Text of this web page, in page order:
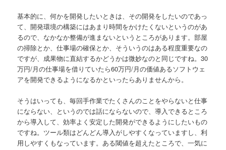
基本的に、何かを開発したいときは、その開発をしたいのであっ
て、開発環境の構築にはあまり時間をかけたくないというのがあ
るので、なかなか整備が進まないというところがあります。部屋
の掃除とか、仕事場の確保とか、そういうのはある程度重要なの
ですが、成果物に直結するかどうかは微妙なのと同じですね。30
万円/月の仕事場を借りていたら60万円/月の価値あるソフトウェ
アを開発できるようになるかといったらありませんから。
そうはいっても、毎回手作業でたくさんのことをやらないと仕事
にならない、というのでは話にならないので、導入できるところ
から導入して、効率よく安定した開発ができるようにしたいもの
ですね。ツール類はどんどん導入がしやすくなっていますし、利
用しやすくもなっています。ある閾値を超えたところで、一気に